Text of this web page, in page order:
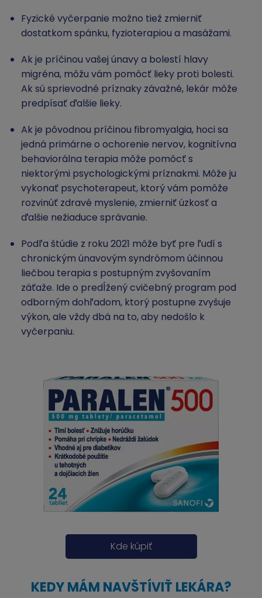
Fyzické vyčerpanie možno tiež zmierniť
dostatkom spánku, fyzioterapiou a masážami.
Ak je príčinou vašej únavy a bolestí hlavy
migréna, môžu vám pomôcť lieky proti bolesti.
Ak sú sprievodné príznaky závažné, lekár môže
predpísať ďalšie lieky.
Ak je pôvodnou príčinou fibromyalgia, hoci sa
jedná primárne o ochorenie nervov, kognitívna
behaviorálna terapia môže pomôcť s
niektorými psychologickými príznakmi. Môže ju
vykonať psychoterapeut, ktorý vám pomôže
rozvinúť zdravé myslenie, zmierniť úzkosť a
ďalšie nežiaduce správanie.
Podľa štúdie z roku 2021 môže byť pre ľudí s
chronickým únavovým syndrómom účinnou
liečbou terapia s postupným zvyšovaním
záťaže. Ide o predĺžený cvičebný program pod
odborným dohľadom, ktorý postupne zvyšuje
výkon, ale vždy dbá na to, aby nedošlo k
vyčerpaniu.
Kde kúpiť
KEDY MÁM NAVŠTÍVIŤ LEKÁRA?